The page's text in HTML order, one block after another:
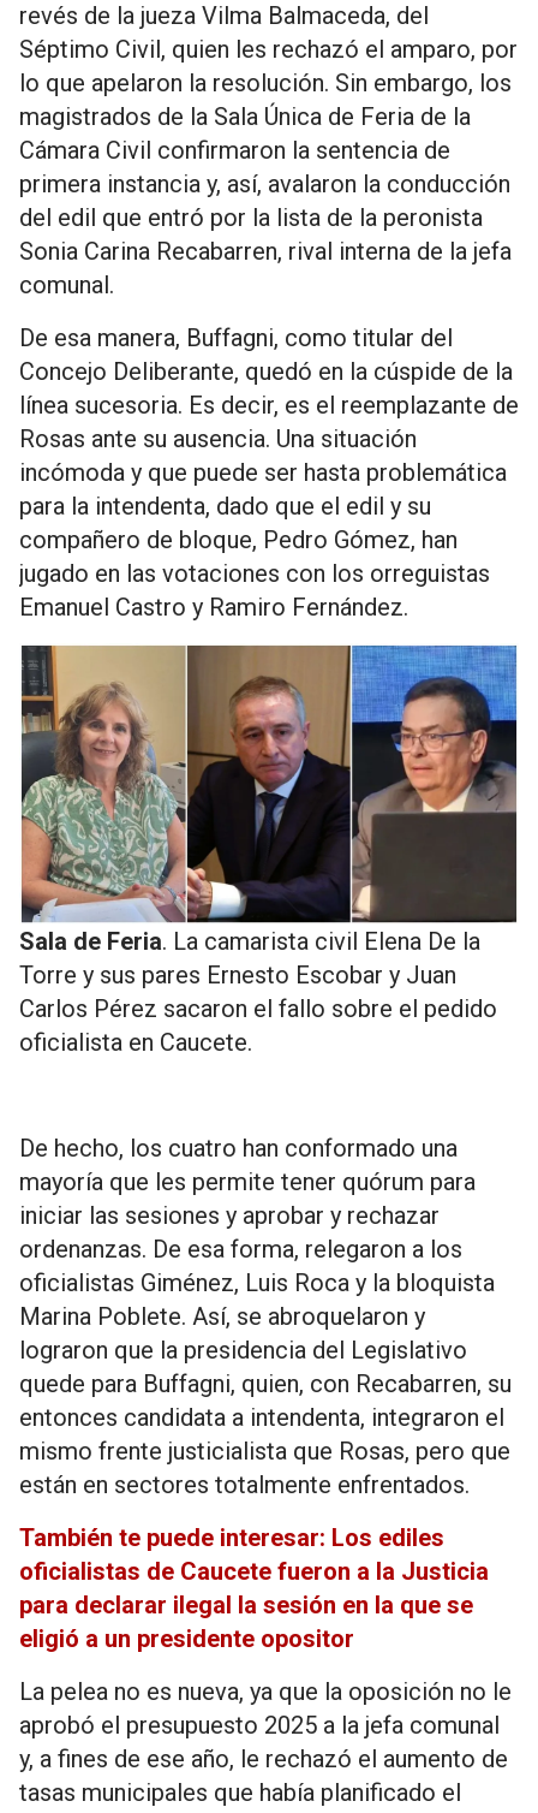
revés de la jueza Vilma Balmaceda, del
Séptimo Civil, quien les rechazó el amparo, por
lo que apelaron la resolución. Sin embargo, los
magistrados de la Sala Única de Feria de la
Cámara Civil confirmaron la sentencia de
primera instancia y, así, avalaron la conducción
del edil que entró por la lista de la peronista
Sonia Carina Recabarren, rival interna de la jefa
comunal.
De esa manera, Buffagni, como titular del
Concejo Deliberante, quedó en la cúspide de la
línea sucesoria. Es decir, es el reemplazante de
Rosas ante su ausencia. Una situación
incómoda y que puede ser hasta problemática
para la intendenta, dado que el edil y su
compañero de bloque, Pedro Gómez, han
jugado en las votaciones con los orreguistas
Emanuel Castro y Ramiro Fernández.
Sala de Feria. La camarista civil Elena De la
Torre y sus pares Ernesto Escobar y Juan
Carlos Pérez sacaron el fallo sobre el pedido
oficialista en Caucete.
De hecho, los cuatro han conformado una
mayoría que les permite tener quórum para
iniciar las sesiones y aprobar y rechazar
ordenanzas. De esa forma, relegaron a los
oficialistas Giménez, Luis Roca y la bloquista
Marina Poblete. Así, se abroquelaron y
lograron que la presidencia del Legislativo
quede para Buffagni, quien, con Recabarren, su
entonces candidata a intendenta, integraron el
mismo frente justicialista que Rosas, pero que
están en sectores totalmente enfrentados.
También te puede interesar: Los ediles
oficialistas de Caucete fueron a la Justicia
para declarar ilegal la sesión en la que se
eligió a un presidente opositor
La pelea no es nueva, ya que la oposición no le
aprobó el presupuesto 2025 a la jefa comunal
y, a fines de ese año, le rechazó el aumento de
tasas municipales que había planificado el